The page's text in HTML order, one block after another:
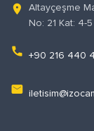
location_on
Altayçeşme
No: 21 Kat: 4-
phone +90 216 440
email